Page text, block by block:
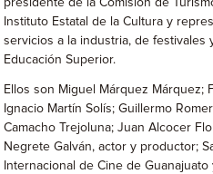
presidente de la Comisión de
Instituto Estatal de la Cultura y
servicios a la industria, de
Educación Superior.
Ellos son Miguel Márquez Márquez;
Ignacio Martín Solís; Guillermo
Camacho Trejoluna; Juan Alcocer
Negrete Galván, actor y productor;
Internacional de Cine de